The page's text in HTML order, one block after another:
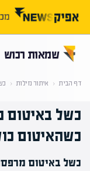
שמאות רכוש
דף הבית ‹ איתור נזילות ‹
כשל
כשהאיטום
כשל באיטום